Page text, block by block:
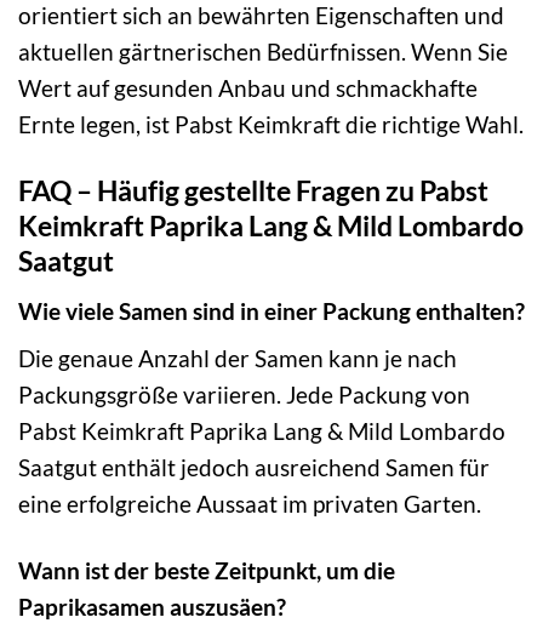
orientiert sich an bewährten Eigenschaften und
aktuellen gärtnerischen Bedürfnissen. Wenn Sie
Wert auf gesunden Anbau und schmackhafte
Ernte legen, ist Pabst Keimkraft die richtige Wahl.
FAQ – Häufig gestellte Fragen zu Pabst
Keimkraft Paprika Lang & Mild Lombardo
Saatgut
Wie viele Samen sind in einer Packung enthalten?
Die genaue Anzahl der Samen kann je nach
Packungsgröße variieren. Jede Packung von
Pabst Keimkraft Paprika Lang & Mild Lombardo
Saatgut enthält jedoch ausreichend Samen für
eine erfolgreiche Aussaat im privaten Garten.
Wann ist der beste Zeitpunkt, um die
Paprikasamen auszusäen?